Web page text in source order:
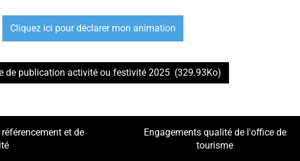
Cliquez ici pour déclarer mon animation
de publication activité ou festivité 2025 (329.93Ko)
et de
Engagements qualité de l'office de
tourisme